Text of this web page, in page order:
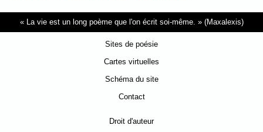
La vie est un long poème que l'on écrit soi-même. (Maxalexis)
Sites de poésie
Cartes virtuelles
Schéma du site
Contact
Droit d'auteur